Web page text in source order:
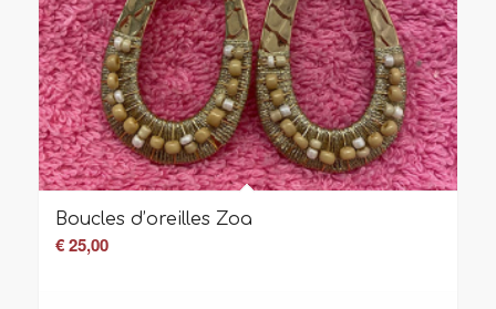
Boucles d’oreilles Zoa
€25,00